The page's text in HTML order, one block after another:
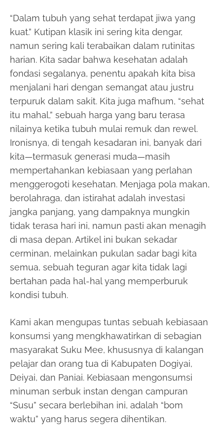
“Dalam tubuh yang sehat terdapat jiwa yang
kuat.” Kutipan klasik ini sering kita dengar,
namun sering kali terabaikan dalam rutinitas
harian. Kita sadar bahwa kesehatan adalah
fondasi segalanya, penentu apakah kita bisa
menjalani hari dengan semangat atau justru
terpuruk dalam sakit. Kita juga mafhum, “sehat
itu mahal,” sebuah harga yang baru terasa
nilainya ketika tubuh mulai remuk dan rewel.
Ironisnya, di tengah kesadaran ini, banyak dari
kita—termasuk generasi muda—masih
mempertahankan kebiasaan yang perlahan
menggerogoti kesehatan. Menjaga pola makan,
berolahraga, dan istirahat adalah investasi
jangka panjang, yang dampaknya mungkin
tidak terasa hari ini, namun pasti akan menagih
di masa depan. Artikel ini bukan sekadar
cerminan, melainkan pukulan sadar bagi kita
semua, sebuah teguran agar kita tidak lagi
bertahan pada hal-hal yang memperburuk
kondisi tubuh.
Kami akan mengupas tuntas sebuah kebiasaan
konsumsi yang mengkhawatirkan di sebagian
masyarakat Suku Mee, khususnya di kalangan
pelajar dan orang tua di Kabupaten Dogiyai,
Deiyai, dan Paniai. Kebiasaan mengonsumsi
minuman serbuk instan dengan campuran
“Susu” secara berlebihan ini, adalah “bom
waktu” yang harus segera dihentikan.